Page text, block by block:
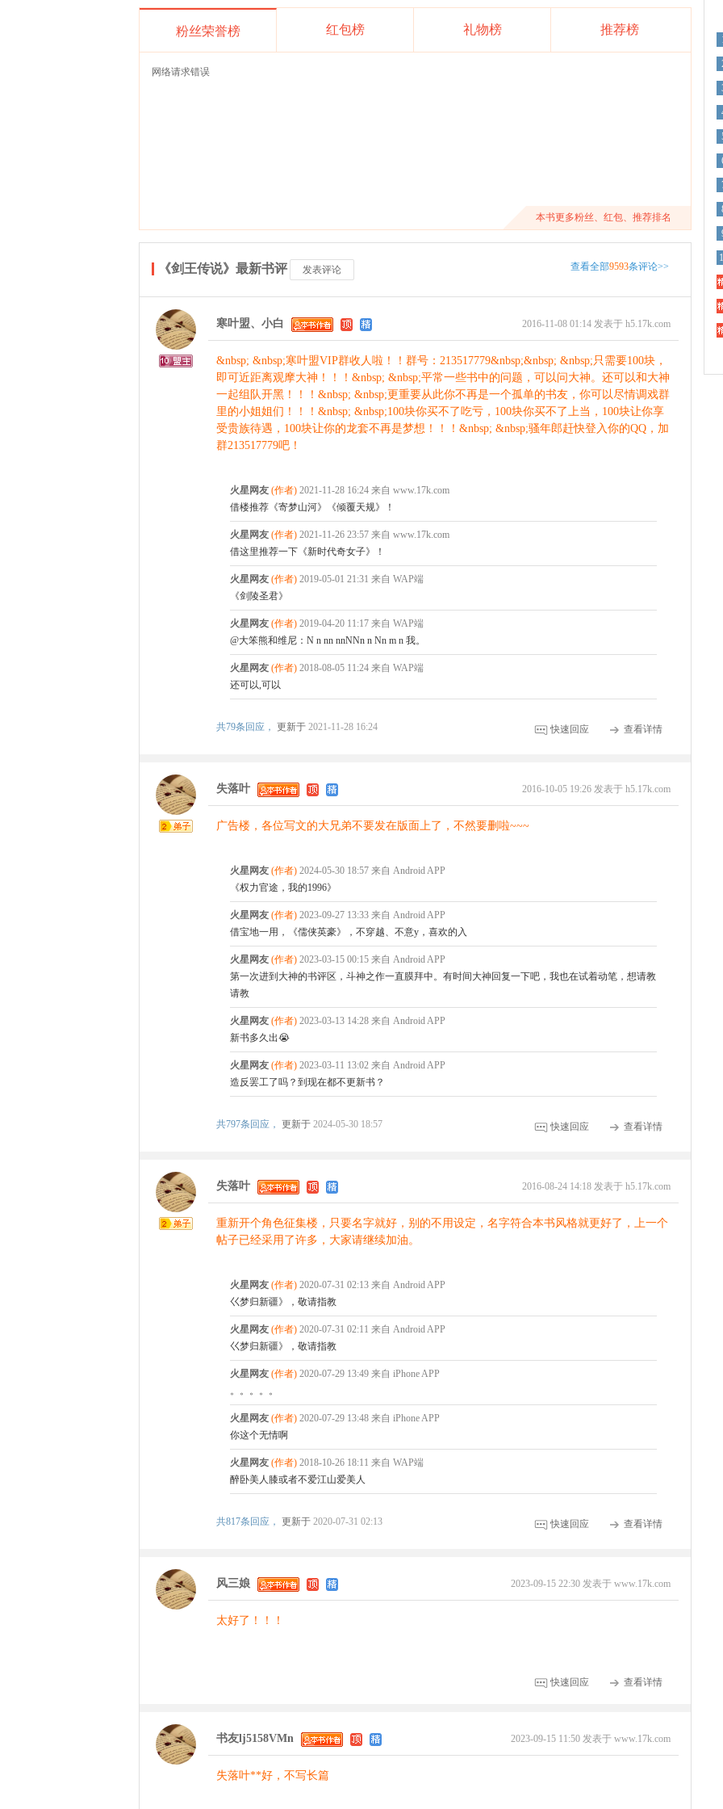
粉丝荣誉榜 红包榜 礼物榜 推荐榜
网络请求错误
本书更多粉丝、红包、推荐排名
查看全部9593条评论>>
《剑王传说》最新书评 发表评论
2016-11-08 01:14 发表于 h5.17k.com
寒叶盟、小白
&nbsp; &nbsp;寒叶盟VIP群收人啦！！群号：213517779&nbsp;&nbsp; &nbsp;只需要100块，
即可近距离观摩大神！！！&nbsp; &nbsp;平常一些书中的问题，可以问大神。还可以和大神
一起组队开黑！！！&nbsp; &nbsp;更重要从此你不再是一个孤单的书友，你可以尽情调戏群
里的小姐姐们！！！&nbsp; &nbsp;100块你买不了吃亏，100块你买不了上当，100块让你享
受贵族待遇，100块让你的龙套不再是梦想！！！&nbsp; &nbsp;骚年郎赶快登入你的QQ，加
群213517779吧！
火星网友 (作者) 2021-11-28 16:24 来自 www.17k.com
借楼推荐《寄梦山河》《倾覆天规》！
火星网友 (作者) 2021-11-26 23:57 来自 www.17k.com
借这里推荐一下《新时代奇女子》！
火星网友 (作者) 2019-05-01 21:31 来自 WAP端
《剑陵圣君》
火星网友 (作者) 2019-04-20 11:17 来自 WAP端
@大笨熊和维尼：N n nn nnNNn n Nn m n 我。
火星网友 (作者) 2018-08-05 11:24 来自 WAP端
还可以,可以
快速回应 查看详情
共79条回应， 更新于 2021-11-28 16:24
2016-10-05 19:26 发表于 h5.17k.com
失落叶
广告楼，各位写文的大兄弟不要发在版面上了，不然要删啦~~~
火星网友 (作者) 2024-05-30 18:57 来自 Android APP
《权力官途，我的1996》
火星网友 (作者) 2023-09-27 13:33 来自 Android APP
借宝地一用，《儒侠英豪》，不穿越、不意y，喜欢的入
火星网友 (作者) 2023-03-15 00:15 来自 Android APP
第一次进到大神的书评区，斗神之作一直膜拜中。有时间大神回复一下吧，我也在试着动笔，想请教
请教
火星网友 (作者) 2023-03-13 14:28 来自 Android APP
新书多久出😭
火星网友 (作者) 2023-03-11 13:02 来自 Android APP
造反罢工了吗？到现在都不更新书？
快速回应 查看详情
共797条回应， 更新于 2024-05-30 18:57
2016-08-24 14:18 发表于 h5.17k.com
失落叶
重新开个角色征集楼，只要名字就好，别的不用设定，名字符合本书风格就更好了，上一个
帖子已经采用了许多，大家请继续加油。
火星网友 (作者) 2020-07-31 02:13 来自 Android APP
巜梦归新疆》，敬请指教
火星网友 (作者) 2020-07-31 02:11 来自 Android APP
巜梦归新疆》，敬请指教
火星网友 (作者) 2020-07-29 13:49 来自 iPhone APP
。。。。。
火星网友 (作者) 2020-07-29 13:48 来自 iPhone APP
你这个无情啊
火星网友 (作者) 2018-10-26 18:11 来自 WAP端
醉卧美人膝或者不爱江山爱美人
快速回应 查看详情
共817条回应， 更新于 2020-07-31 02:13
2023-09-15 22:30 发表于 www.17k.com
风三娘
太好了！！！
快速回应 查看详情
2023-09-15 11:50 发表于 www.17k.com
书友lj5158VMn
失落叶**好，不写长篇
精